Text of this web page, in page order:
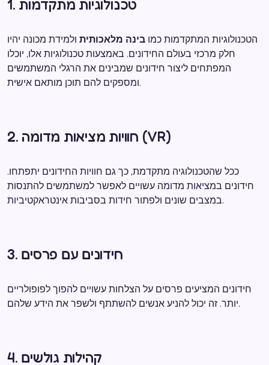
1. טכנולוגיות מתקדמות
הטכנולוגיות המתקדמות כמו בינה מלאכותית ולמידת מכונה יהיו
חלק מרכזי בעולם החידונים. באמצעות טכנולוגיות אלו, יוכלו
המפתחים ליצור חידונים שמבינים את הרגלי המשתמשים
ומספקים להם תוכן מותאם אישית.
2. חוויות מציאות מדומה (VR)
ככל שהטכנולוגיה מתקדמת, כך גם חוויות החידונים יתפתחו.
חידונים במציאות מדומה עשויים לאפשר למשתמשים להתנסות
במצבים שונים ולפתור חידות בסביבות אינטראקטיביות.
3. חידונים עם פרסים
חידונים המציעים פרסים על הצלחות עשויים להפוך לפופולריים
יותר. זה יכול להניע אנשים להשתתף ולשפר את הידע שלהם.
4. קהילות גולשים